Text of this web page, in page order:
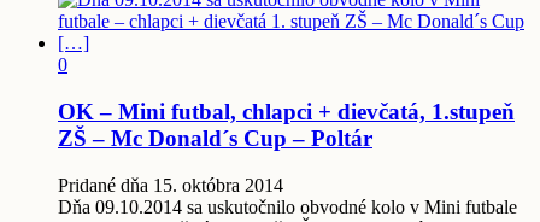
0
OK – Mini futbal, chlapci + dievčatá, 1.stupeň
ZŠ – Mc Donald´s Cup – Poltár
Pridané dňa 15. októbra 2014
Dňa 09.10.2014 sa uskutočnilo obvodné kolo v Mini futbale